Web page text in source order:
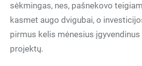
sėkmingas, nes, pašnekovo
kasmet augo dvigubai, o
pirmus kelis mėnesius
projektų.